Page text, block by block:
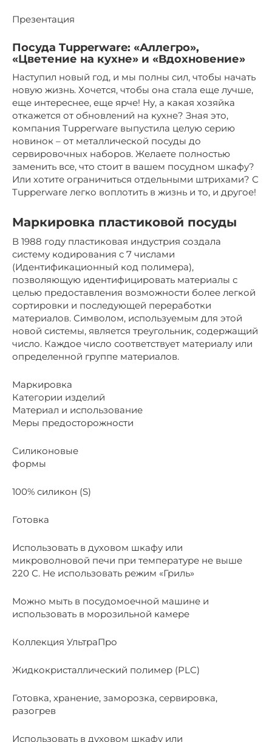
Презентация
Посуда Tupperware: «Аллегро»,
«Цветение на кухне» и «Вдохновение»
Наступил новый год, и мы полны сил, чтобы начать
новую жизнь. Хочется, чтобы она стала еще лучше,
еще интереснее, еще ярче! Ну, а какая хозяйка
откажется от обновлений на кухне? Зная это,
компания Tupperware выпустила целую серию
новинок – от металлической посуды до
сервировочных наборов. Желаете полностью
заменить все, что стоит в вашем посудном шкафу?
Или хотите ограничиться отдельными штрихами? С
Tupperware легко воплотить в жизнь и то, и другое!
Маркировка пластиковой посуды
В 1988 году пластиковая индустрия создала
систему кодирования с 7 числами
(Идентификационный код полимера),
позволяющую идентифицировать материалы с
целью предоставления возможности более легкой
сортировки и последующей переработки
материалов. Символом, используемым для этой
новой системы, является треугольник, содержащий
число. Каждое число соответствует материалу или
определенной группе материалов.
Маркировка
Категории изделий
Материал и использование
Меры предосторожности
Силиконовые
формы
100% силикон (S)
Готовка
Использовать в духовом шкафу или
микроволновой печи при температуре не выше
220 С. Не использовать режим «Гриль»
Можно мыть в посудомоечной машине и
использовать в морозильной камере
Коллекция УльтраПро
Жидкокристаллический полимер (PLC)
Готовка, хранение, заморозка, сервировка,
разогрев
Использовать в духовом шкафу или